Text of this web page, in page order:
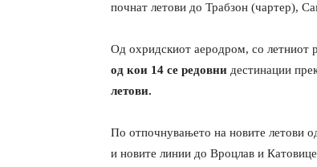
почнат летови до Трабзон (чартер),
Од охридскиот аеродром, со летниот
од кои 14 се редовни дестинации
летови.
По отпочнувањето на новите летови
и новите линии до Вроцлав и